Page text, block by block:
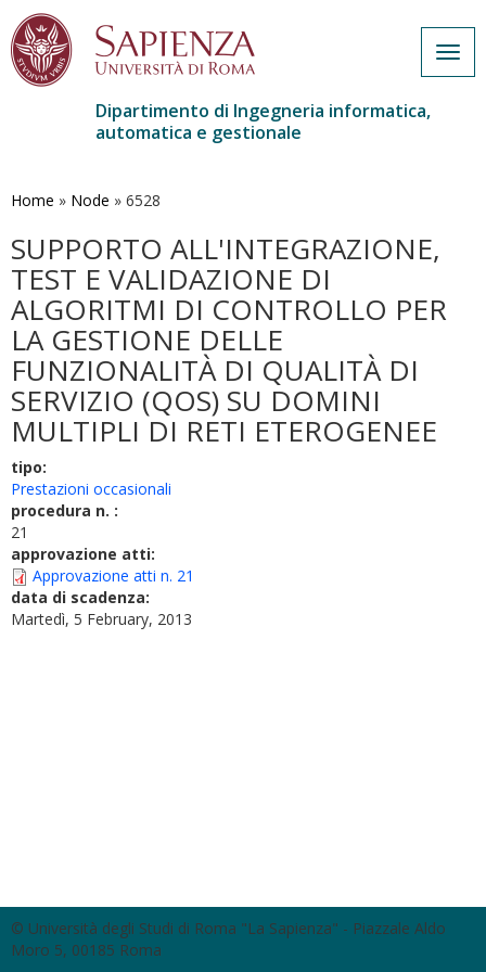
contenuto
Dipartimento di Ingegneria informatica,
automatica e gestionale
Home » Node » 6528
SUPPORTO ALL'INTEGRAZIONE,
TEST E VALIDAZIONE DI
ALGORITMI DI CONTROLLO PER
LA GESTIONE DELLE
FUNZIONALITÀ DI QUALITÀ DI
SERVIZIO (QOS) SU DOMINI
MULTIPLI DI RETI ETEROGENEE
tipo:
Prestazioni occasionali
procedura n. :
21
approvazione atti:
Approvazione atti n. 21
data di scadenza:
Martedì, 5 February, 2013
© Università degli Studi di Roma "La Sapienza" - Piazzale Aldo
Moro 5, 00185 Roma